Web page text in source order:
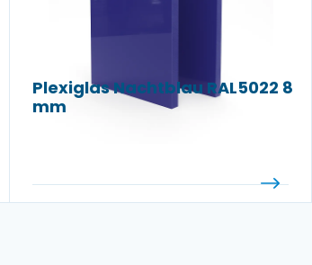
Plexiglas Nachtblau RAL5022 8
mm